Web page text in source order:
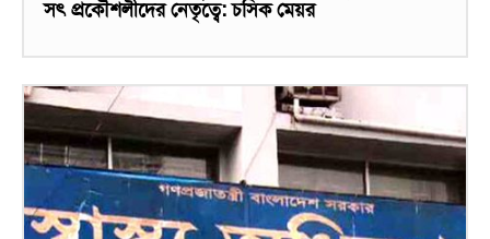
সৎ প্রকৌশলীদের নেতৃত্বে: চসিক মেয়র